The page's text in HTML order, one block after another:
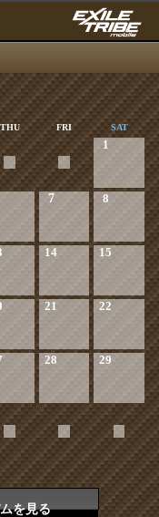
THU FRI SAT
1
7 8
14 15
21 22
28 29
を見る